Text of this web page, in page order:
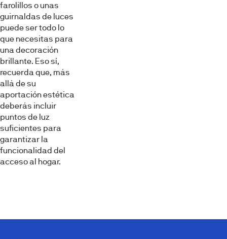
farolillos o unas
guirnaldas de luces
puede ser todo lo
que necesitas para
una decoración
brillante. Eso sí,
recuerda que, más
allá de su
aportación estética
deberás incluir
puntos de luz
suficientes para
garantizar la
funcionalidad del
acceso al hogar.